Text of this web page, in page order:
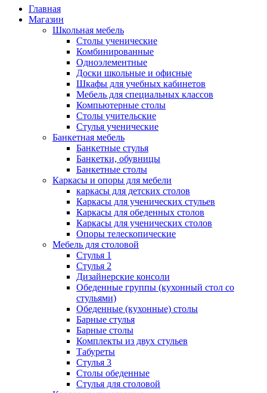
Главная
Магазин
Школьная мебель
Столы ученические
Комбинированные
Одноэлементные
Доски школьные и офисные
Шкафы для учебных кабинетов
Мебель для специальных классов
Компьютерные столы
Столы учительские
Стулья ученические
Банкетная мебель
Банкетные стулья
Банкетки, обувницы
Банкетные столы
Каркасы и опоры для мебели
каркасы для детских столов
Каркасы для ученических стульев
Каркасы для обеденных столов
Каркасы для ученических столов
Опоры телескопические
Мебель для столовой
Стулья 1
Стулья 2
Дизайнерские консоли
Обеденные группы (кухонный стол со
стульями)
Обеденные (кухонные) столы
Барные стулья
Барные столы
Комплекты из двух стульев
Табуреты
Стулья 3
Столы обеденные
Стулья для столовой